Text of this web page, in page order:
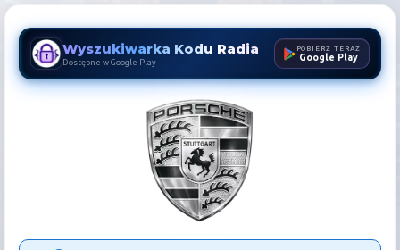
Wyszukiwarka Kodu Radia
Dostępne w Google Play
POBIERZ TERAZ
Google Play
Kod Radia Porsche |